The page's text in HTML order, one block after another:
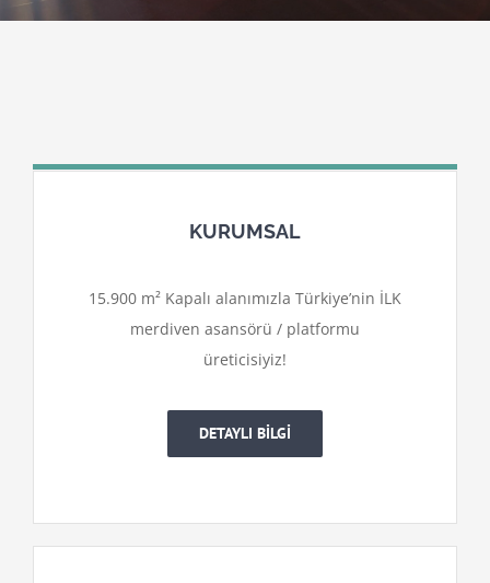
KURUMSAL
15.900 m² Kapalı alanımızla Türkiye’nin İLK
merdiven asansörü / platformu
üreticisiyiz!
DETAYLI BİLGİ